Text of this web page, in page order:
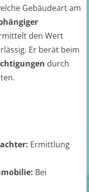
Gebäudeart am
den Wert
Er berät beim
durch
Ermittlung
Bei